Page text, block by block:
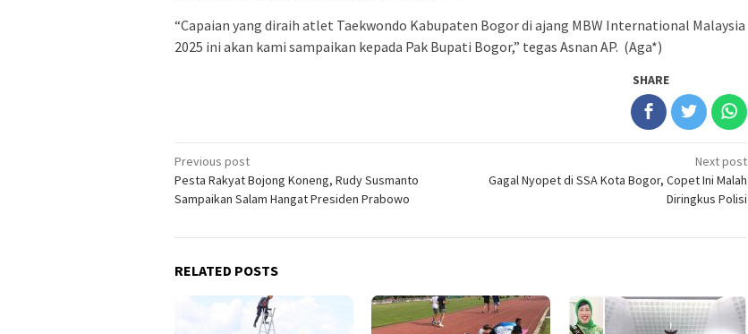
“Capaian yang diraih atlet Taekwondo Kabupaten Bogor di ajang MBW International Malaysia
2025 ini akan kami sampaikan kepada Pak Bupati Bogor,” tegas Asnan AP. (Aga*)
SHARE
Post
navigation
Previous post
Pesta Rakyat Bojong Koneng, Rudy Susmanto
Sampaikan Salam Hangat Presiden Prabowo
Next post
Gagal Nyopet di SSA Kota Bogor, Copet Ini Malah
Diringkus Polisi
RELATED POSTS